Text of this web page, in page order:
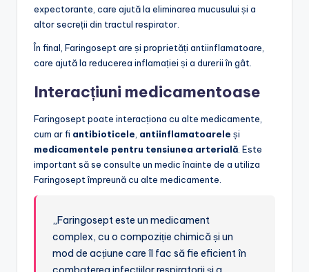
expectorante, care ajută la eliminarea mucusului și a
altor secreții din tractul respirator.
În final, Faringosept are și proprietăți antiinflamatoare,
care ajută la reducerea inflamației și a durerii în gât.
Interacțiuni medicamentoase
Faringosept poate interacționa cu alte medicamente,
cum ar fi antibioticele antiinflamatoarele și
medicamentele pentru tensiunea arterială . Este
important să se consulte un medic înainte de a utiliza
Faringosept împreună cu alte medicamente.
„Faringosept este un medicament
complex, cu o compoziție chimică și un
mod de acțiune care îl fac să fie eficient în